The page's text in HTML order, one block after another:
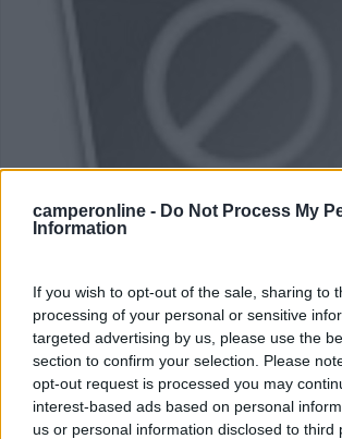
camperonline - Do Not Process My
Information
If you wish to opt-out of the sale, sharing to
processing of your personal or sensitive
targeted advertising by us, please use the
section to confirm your selection. Please
opt-out request is processed you may
interest-based ads based on personal
us or personal information disclosed to third
Area di sosta a Lapedona
0
C/o agriturismo 'Casa Vecchia'
Lapedona (AP) - 6.8km
via Aso 11